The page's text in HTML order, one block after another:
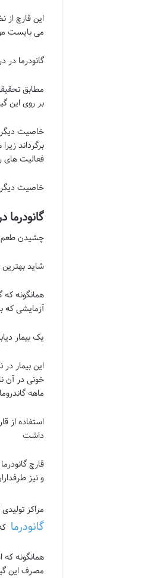
این قارچ
می بایست
گانودرما در
مطابق
بر روی این
خاصیت
برگرداند
فعالیت های
خاصیت دیگر
گانودرما
چشیدن طعم
شاید
همانگونه
آزمایشی که
یک بیمار
این بیمار
خونی در آن
ماهه
استفاده از
داشت
قارچ
و نیز
مراکز
گانودرما
همانگونه که
مصرف این